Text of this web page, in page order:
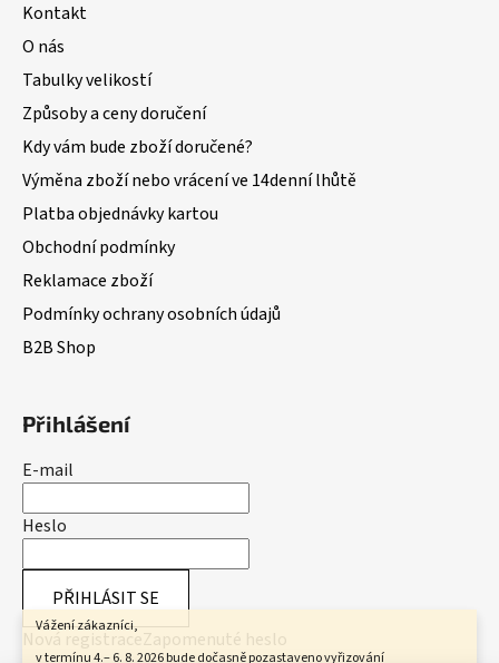
Vážení zákazníci,
v termínu 4.– 6. 8. 2026 bude dočasně pozastaveno vyřizování
Kontakt
O nás
Tabulky velikostí
Způsoby a ceny doručení
Kdy vám bude zboží doručené?
Výměna zboží nebo vrácení ve 14denní lhůtě
Platba objednávky kartou
Obchodní podmínky
Reklamace zboží
Podmínky ochrany osobních údajů
B2B Shop
Přihlášení
E-mail
Heslo
PŘIHLÁSIT SE
Nová registraceZapomenuté heslo